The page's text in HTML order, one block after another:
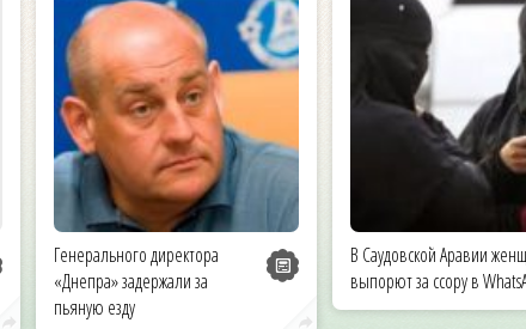
Генерального директора
«Днепра» задержали за
пьяную езду
В Саудовской Аравии
выпорют за ссору в